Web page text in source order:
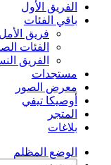
الفريق الأول
باقي الفئات
فريق الأمل
الفئات
الفريق
مستجدات
معرض الصور
أوصيكا تيفي
المتجر
بلاغات
الوضع المظلم